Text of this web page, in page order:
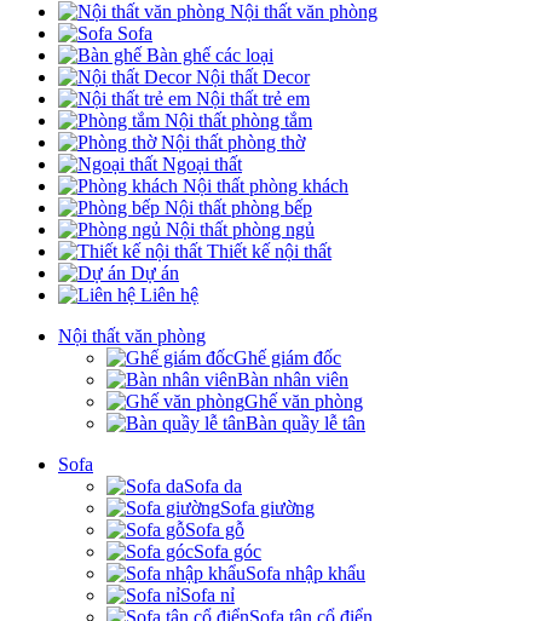
Nội thất văn phòng
Sofa
Bàn ghế các loại
Nội thất Decor
Nội thất trẻ em
Nội thất phòng tắm
Nội thất phòng thờ
Ngoại thất
Nội thất phòng khách
Nội thất phòng bếp
Nội thất phòng ngủ
Thiết kế nội thất
Dự án
Liên hệ
Nội thất văn phòng
Ghế giám đốc
Bàn nhân viên
Ghế văn phòng
Bàn quầy lễ tân
Sofa
Sofa da
Sofa giường
Sofa gỗ
Sofa góc
Sofa nhập khẩu
Sofa nỉ